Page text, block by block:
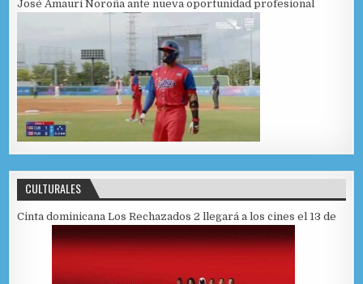
José Amauri Noroña ante nueva oportunidad profesional
CULTURALES
Cinta dominicana Los Rechazados 2 llegará a los cines el 13 de